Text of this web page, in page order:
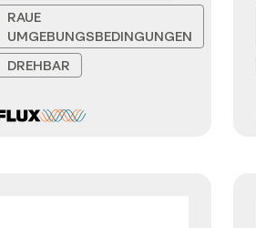
RAUE
UMGEBUNGSBEDINGUNGEN
DREHBAR